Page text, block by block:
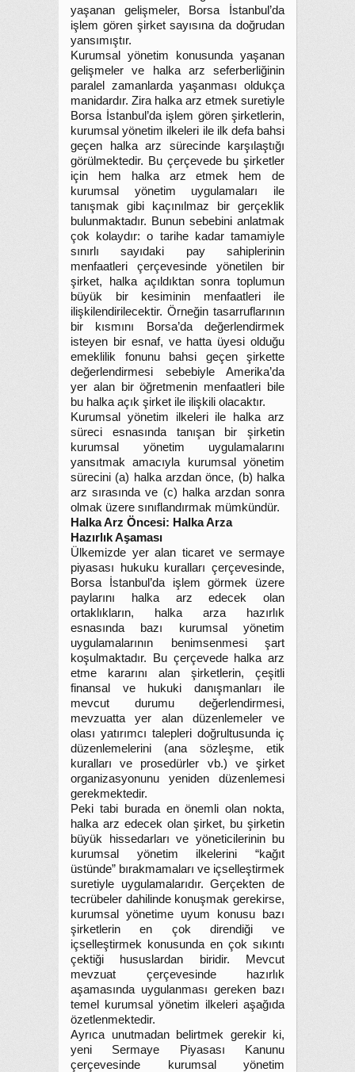
yaşanan gelişmeler, Borsa İstanbul’da
işlem gören şirket sayısına da doğrudan
yansımıştır.
Kurumsal yönetim konusunda yaşanan
gelişmeler ve halka arz seferberliğinin
paralel zamanlarda yaşanması oldukça
manidardır. Zira halka arz etmek suretiyle
Borsa İstanbul’da işlem gören şirketlerin,
kurumsal yönetim ilkeleri ile ilk defa bahsi
geçen halka arz sürecinde karşılaştığı
görülmektedir. Bu çerçevede bu şirketler
için hem halka arz etmek hem de
kurumsal yönetim uygulamaları ile
tanışmak gibi kaçınılmaz bir gerçeklik
bulunmaktadır. Bunun sebebini anlatmak
çok kolaydır: o tarihe kadar tamamiyle
sınırlı sayıdaki pay sahiplerinin
menfaatleri çerçevesinde yönetilen bir
şirket, halka açıldıktan sonra toplumun
büyük bir kesiminin menfaatleri ile
ilişkilendirilecektir. Örneğin tasarruflarının
bir kısmını Borsa’da değerlendirmek
isteyen bir esnaf, ve hatta üyesi olduğu
emeklilik fonunu bahsi geçen şirkette
değerlendirmesi sebebiyle Amerika’da
yer alan bir öğretmenin menfaatleri bile
bu halka açık şirket ile ilişkili olacaktır.
Kurumsal yönetim ilkeleri ile halka arz
süreci esnasında tanışan bir şirketin
kurumsal yönetim uygulamalarını
yansıtmak amacıyla kurumsal yönetim
sürecini (a) halka arzdan önce, (b) halka
arz sırasında ve (c) halka arzdan sonra
olmak üzere sınıflandırmak mümkündür.
Halka Arz Öncesi: Halka Arza
Hazırlık Aşaması
Ülkemizde yer alan ticaret ve sermaye
piyasası hukuku kuralları çerçevesinde,
Borsa İstanbul’da işlem görmek üzere
paylarını halka arz edecek olan
ortaklıkların, halka arza hazırlık
esnasında bazı kurumsal yönetim
uygulamalarının benimsenmesi şart
koşulmaktadır. Bu çerçevede halka arz
etme kararını alan şirketlerin, çeşitli
finansal ve hukuki danışmanları ile
mevcut durumu değerlendirmesi,
mevzuatta yer alan düzenlemeler ve
olası yatırımcı talepleri doğrultusunda iç
düzenlemelerini (ana sözleşme, etik
kuralları ve prosedürler vb.) ve şirket
organizasyonunu yeniden düzenlemesi
gerekmektedir.
Peki tabi burada en önemli olan nokta,
halka arz edecek olan şirket, bu şirketin
büyük hissedarları ve yöneticilerinin bu
kurumsal yönetim ilkelerini “kağıt
üstünde” bırakmamaları ve içselleştirmek
suretiyle uygulamalarıdır. Gerçekten de
tecrübeler dahilinde konuşmak gerekirse,
kurumsal yönetime uyum konusu bazı
şirketlerin en çok direndiği ve
içselleştirmek konusunda en çok sıkıntı
çektiği hususlardan biridir. Mevcut
mevzuat çerçevesinde hazırlık
aşamasında uygulanması gereken bazı
temel kurumsal yönetim ilkeleri aşağıda
özetlenmektedir.
Ayrıca unutmadan belirtmek gerekir ki,
yeni Sermaye Piyasası Kanunu
çerçevesinde kurumsal yönetim